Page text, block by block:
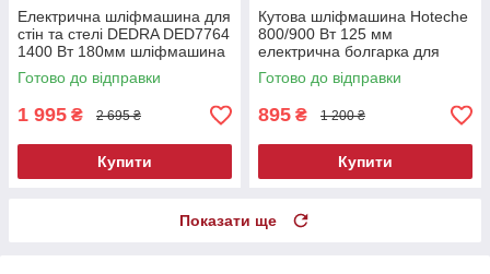
Електрична шліфмашина для
стін та стелі DEDRA DED7764
1400 Вт 180мм шліфмашина
для сухого шліфування
Готово до відправки
1 995 ₴ 2 695 ₴
Купити
Кутова шліфмашина Hoteche
800/900 Вт 125 мм
електрична болгарка для
різання та шліфування
кутошліфувальна машина
Готово до відправки
895 ₴ 1 200 ₴
Купити
Показати ще